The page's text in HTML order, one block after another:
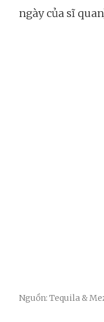
ngày của sĩ
Nguồn: Tequila &